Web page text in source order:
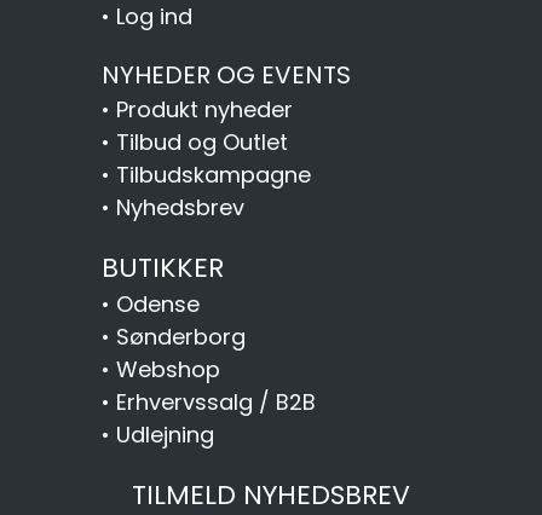
• Log ind
NYHEDER OG EVENTS
• Produkt nyheder
• Tilbud og Outlet
• Tilbudskampagne
• Nyhedsbrev
BUTIKKER
• Odense
• Sønderborg
• Webshop
• Erhvervssalg / B2B
• Udlejning
TILMELD NYHEDSBREV